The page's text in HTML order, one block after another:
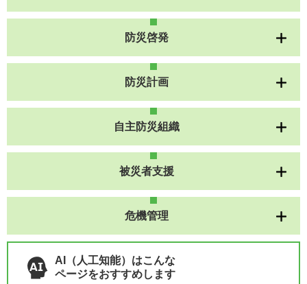
防災啓発
防災計画
自主防災組織
被災者支援
危機管理
AI（人工知能）はこんな
ページをおすすめします